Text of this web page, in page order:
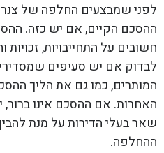
לפני שמבצעים החלפה של
ההסכם הקיים, אם יש כזה.
חשובים על התחייבויות, זכויות
לבדוק אם יש סעיפים
המותרים, כמו גם את הליך
האחרות. אם ההסכם אינו
שאר בעלי הדירות על מנת
ההחלפה.